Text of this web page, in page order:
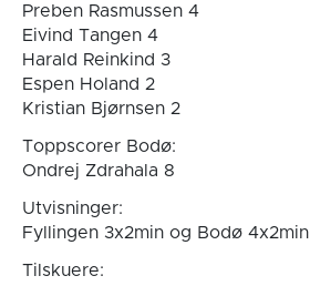
Preben Rasmussen 4
Eivind Tangen 4
Harald Reinkind 3
Espen Holand 2
Kristian Bjørnsen 2
Toppscorer Bodø:
Ondrej Zdrahala 8
Utvisninger:
Fyllingen 3x2min og Bodø 4x2min
Tilskuere: